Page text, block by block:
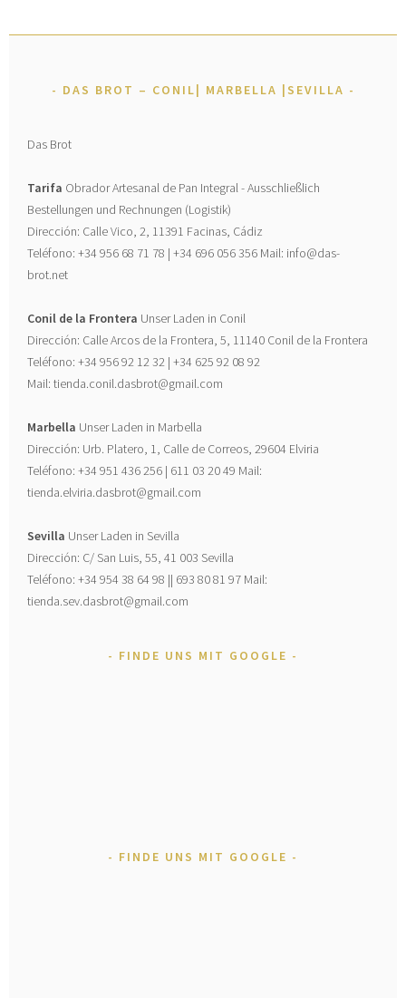
DAS BROT – CONIL| MARBELLA |SEVILLA
Das Brot
Tarifa Obrador Artesanal de Pan Integral - Ausschließlich
Bestellungen und Rechnungen (Logistik)
Dirección: Calle Vico, 2, 11391 Facinas, Cádiz
Teléfono: +34 956 68 71 78 | +34 696 056 356 Mail: info@das-
brot.net
Conil de la Frontera Unser Laden in Conil
Dirección: Calle Arcos de la Frontera, 5, 11140 Conil de la Frontera
Teléfono: +34 956 92 12 32 | +34 625 92 08 92
Mail: tienda.conil.dasbrot@gmail.com
Marbella Unser Laden in Marbella
Dirección: Urb. Platero, 1, Calle de Correos, 29604 Elviria
Teléfono: +34 951 436 256 | 611 03 20 49 Mail:
tienda.elviria.dasbrot@gmail.com
Sevilla Unser Laden in Sevilla
Dirección: C/ San Luis, 55, 41 003 Sevilla
Teléfono: +34 954 38 64 98 || 693 80 81 97 Mail:
tienda.sev.dasbrot@gmail.com
FINDE UNS MIT GOOGLE
FINDE UNS MIT GOOGLE